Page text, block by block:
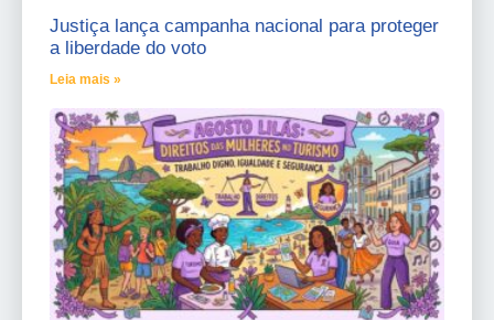
Justiça lança campanha nacional para proteger
a liberdade do voto
Leia mais »